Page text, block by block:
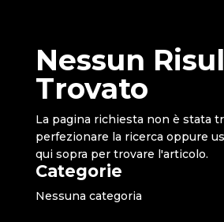
Nessun
Trovato
La pagina richiesta non è stata
perfezionare la ricerca oppure
qui sopra per trovare l'articolo.
Categorie
Nessuna categoria